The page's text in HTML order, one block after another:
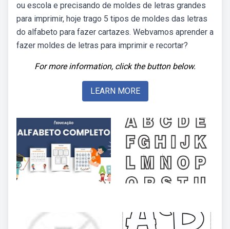
ou escola e precisando de moldes de letras grandes
para imprimir, hoje trago 5 tipos de moldes das letras
do alfabeto para fazer cartazes. Webvamos aprender a
fazer moldes de letras para imprimir e recortar?
For more information, click the button below.
LEARN MORE